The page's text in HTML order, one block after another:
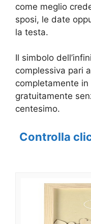
come meglio
sposi, le date
la testa.
Il simbolo
complessiva pari a
completamente
gratuitamente
centesimo.
Controlla